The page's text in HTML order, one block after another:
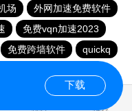
场
外网加速免费软件
免费vqn加速2023
免费跨墙软件
quickq
下载